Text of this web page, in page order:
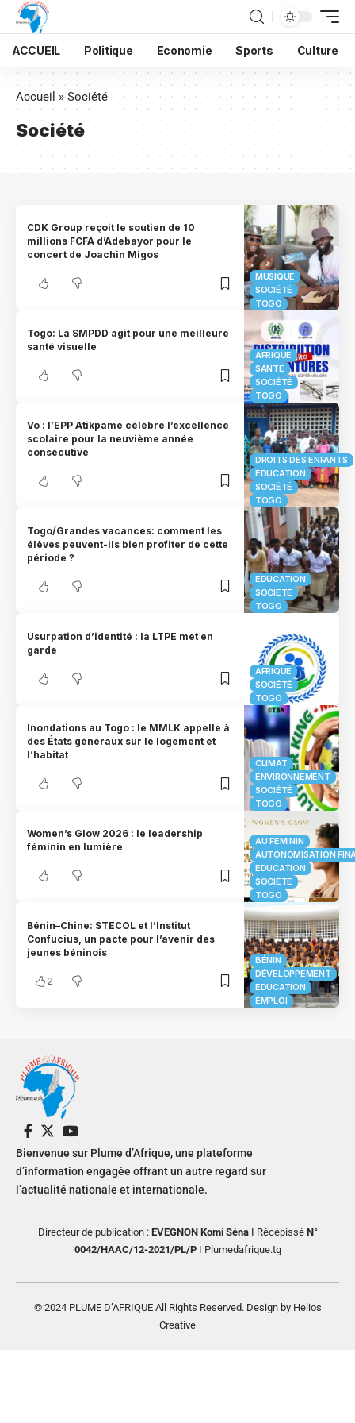
ACCUEIL Politique Economie Sports Culture
Accueil »Société
Société
MUSIQUE
SOCIÉTÉ
TOGO
CDK Group reçoit le soutien de 10
millions FCFA d’Adebayor pour le
concert de Joachin Migos
AFRIQUE
SANTÉ
SOCIÉTÉ
TOGO
Togo: La SMPDD agit pour une meilleure
santé visuelle
DROITS DES ENFANTS
EDUCATION
SOCIÉTÉ
TOGO
Vo : l’EPP Atikpamé célèbre l’excellence
scolaire pour la neuvième année
consécutive
EDUCATION
SOCIÉTÉ
TOGO
Togo/Grandes vacances: comment les
élèves peuvent-ils bien profiter de cette
période ?
AFRIQUE
SOCIÉTÉ
TOGO
Usurpation d’identité : la LTPE met en
garde
CLIMAT
ENVIRONNEMENT
SOCIÉTÉ
TOGO
Inondations au Togo : le MMLK appelle à
des États généraux sur le logement et
l’habitat
AU FÉMININ
AUTONOMISATION
EDUCATION
SOCIÉTÉ
TOGO
Women’s Glow 2026 : le leadership
féminin en lumière
BÉNIN
DÉVELOPPEMENT
EDUCATION
EMPLOI
Bénin–Chine: STECOL et l’Institut
Confucius, un pacte pour l’avenir des
jeunes béninois
2
Bienvenue sur Plume d’Afrique, une plateforme
d’information engagée offrant un autre regard sur
l’actualité nationale et internationale.
Directeur de publication : EVEGNON Komi SénaI RécépisséN°
0042/HAAC/12-2021/PL/PI Plumedafrique.tg
© 2024 PLUME D’AFRIQUE All Rights Reserved. Design by Helios
Creative